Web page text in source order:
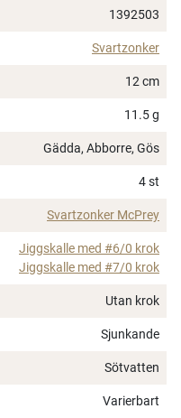
1392503
Svartzonker
12 cm
11.5 g
Gädda, Abborre, Gös
4 st
Svartzonker McPrey
Jiggskalle med #6/0 krok
Jiggskalle med #7/0 krok
Utan krok
Sjunkande
Sötvatten
Varierbart